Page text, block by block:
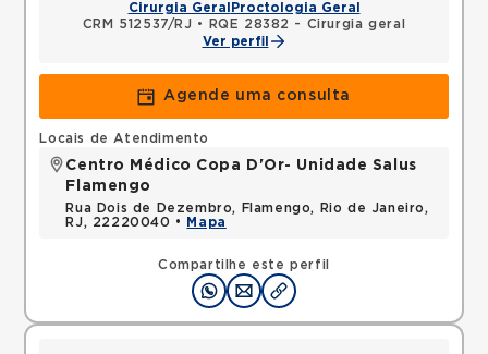
Cirurgia Geral Proctologia Geral
CRM 512537/RJ •
RQE 28382 - Cirurgia geral
Ver perfil
Agende uma consulta
Compartilhe este perfil
Locais de Atendimento
Centro Médico Copa D'Or- Unidade Salus
Flamengo
Rua Dois de Dezembro, Flamengo, Rio de Janeiro,
RJ, 22220040 •
Mapa